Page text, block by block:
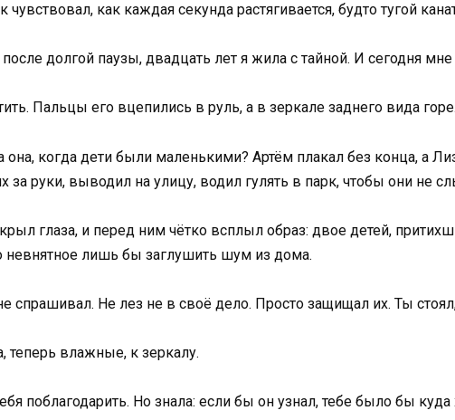
как каждая секунда растягивается, будто тугой
долгой паузы, двадцать лет я жила с тайной. И сегодня
Пальцы его вцепились в руль, а в зеркале заднего вида
когда дети были маленькими? Артём плакал без конца, а
за руки, выводил на улицу, водил гулять в парк, чтобы они не
глаза, и перед ним чётко всплыл образ: двое детей,
невнятное лишь бы заглушить шум из дома.
спрашивал. Не лез не в своё дело. Просто защищал их. Ты
теперь влажные, к зеркалу.
поблагодарить. Но знала: если бы он узнал, тебе было бы